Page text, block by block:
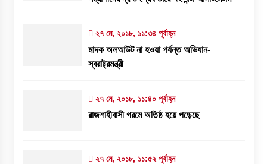
২৭ মে, ২০১৮, ১১:৩৪ পূর্বাহ্ন
মাদক অলআউট না হওয়া পর্যন্ত অভিযান-
স্বরাষ্ট্রমন্ত্রী
২৭ মে, ২০১৮, ১১:৪০ পূর্বাহ্ন
রাজশাহীবাসী গরমে অতিষ্ঠ হয়ে পড়েছে
২৭ মে, ২০১৮, ১১:৫২ পূর্বাহ্ন